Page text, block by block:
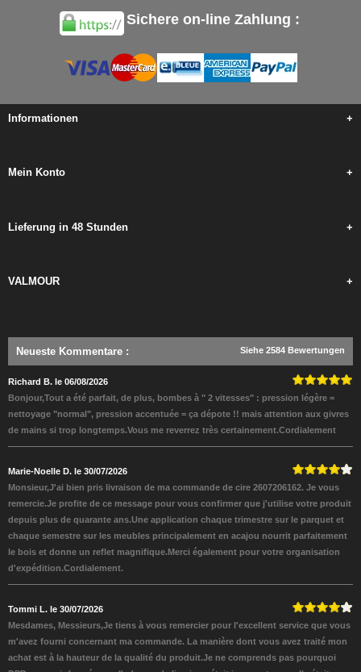
Sichere on-line Zahlung :
Informationen +
Mein Konto +
Lieferung in 48 Stunden +
VALMOUR +
Neueste Kommentare : Siehe 2584 Bewertungen
Richard B. le 06/08/2026
Bonjour,Tout a été parfait, de plus, bombes à " 2 vitesses" : pression légère =
nettoyage "normal", pression accentuée = ça dépote !! mais attention aux givres
de mains si trop longtemps.Vous me reverrez très certainement.Cordialement
Marie-Noelle D. le 30/07/2026
Monsieur,J'ai bien pris livraison de ma commande de cire 2607206162. Je vous
remercie.Je profite de ce message pour vous confirmer que j'utilise votre produit
depuis plus de quarante ans.Une application chaque trimestre sur le parquet et
chaque semestre sur les meubles principalement en acajou nourrit parfaitement
le bois et donne un reflet magnifique.Merci également pour votre organisation
d'expédition.Cordialement.
Tommi L. le 30/07/2026
Mesdames, Messieurs,Je tiens à vous remercier pour l'excellent service que vous
m'avez fourni concernant ma commande. La manière dont vous avez traité mon
achat est à la hauteur de la qualité du produit.Je ne comprends pas pourquoi